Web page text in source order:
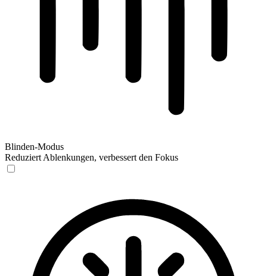
Blinden-Modus
Reduziert Ablenkungen, verbessert den Fokus